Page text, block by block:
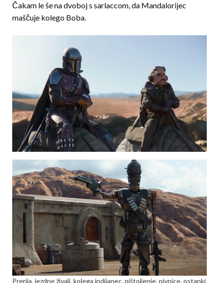
Čakam le še na dvoboj s sarlaccom, da Mandalorijec
maščuje kolego Boba.
Prerija, jezdne živali, kolega indijanec, pištoljenje, pivnice, ostanki